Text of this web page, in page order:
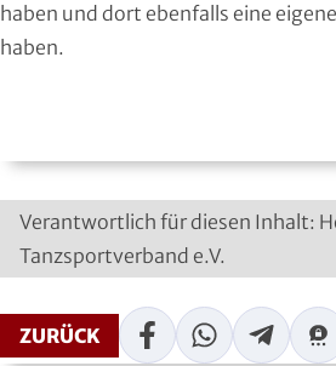
haben und dort ebenfalls eine
haben.
Verantwortlich für diesen Inhalt:
Tanzsportverband e.V.
ZURÜCK FacebookWhatsAppTelegram